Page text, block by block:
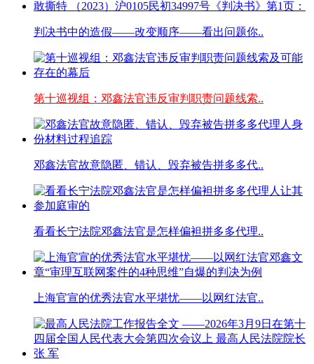
判决书中的造假——改变顺序——看出问题你..
第十巡视组：邓鑫法官违反审判职责问题线索..
邓鑫法官故意隐匿、错认、毁弃被告拼多多代..
看看长宁法院邓鑫法官是怎样偏袒拼多多代理..
上海官宣的优秀法官水平堪忧——以网红法官..